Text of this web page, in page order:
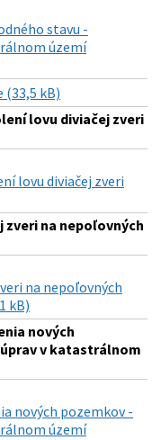
stavu -
území
(33,5 kB)
lovu diviačej zveri
lovu diviačej zveri
na nepoľovných
na nepoľovných
kB)
nových
v katastrálnom
nových pozemkov -
území